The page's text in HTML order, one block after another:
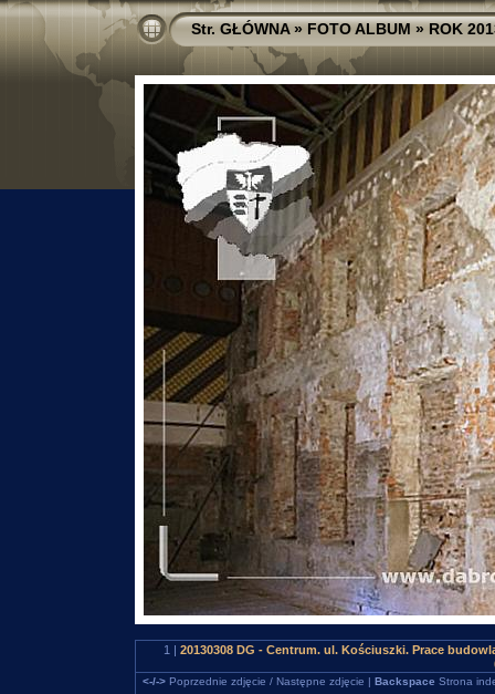
Str. GŁÓWNA»FOTO ALBUM»ROK
1 | 20130308 DG - Centrum. ul. Kościuszki. Prace
<-/->Poprzednie zdjęcie / Następne zdjęcie | Backspace Strona